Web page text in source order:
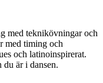
med teknikövningar och
med timing och
och latinoinspirerat.
är i dansen.